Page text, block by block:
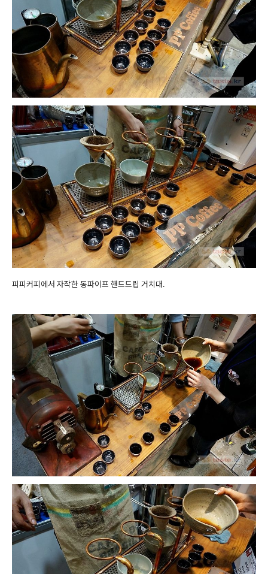
피피커피에서 자작한 동파이프 핸드드립 거치대.